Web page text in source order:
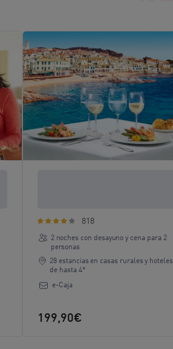
818
2 noches con desayuno y cena para 2
personas
28 estancias en casas rurales y hoteles
de hasta 4*
e-Caja
199,90€